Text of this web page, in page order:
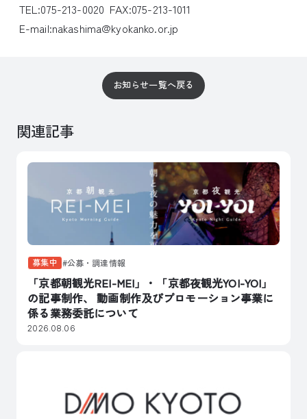
TEL:075-213-0020 FAX:075-213-1011
E-mail:nakashima@kyokanko.or.jp
お知らせ一覧へ戻る
関連記事
募集中 公募・調達情報
「京都朝観光REI-MEI」・「京都夜観光YOI-YOI」
の記事制作、 動画制作及びプロモーション事業に
係る業務委託について
2026.08.06